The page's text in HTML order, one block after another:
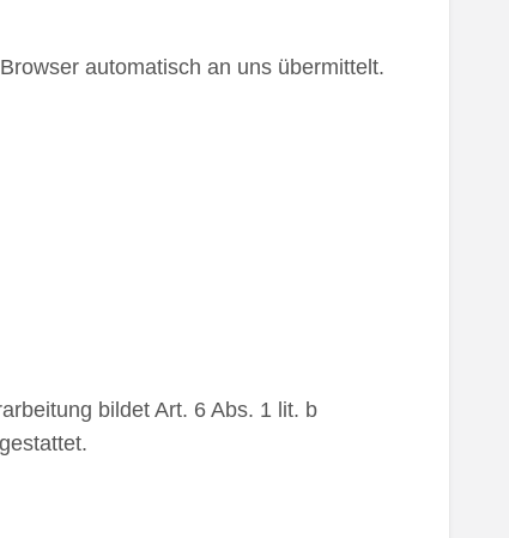
automatisch an uns übermittelt.
bildet Art. 6 Abs. 1 lit. b